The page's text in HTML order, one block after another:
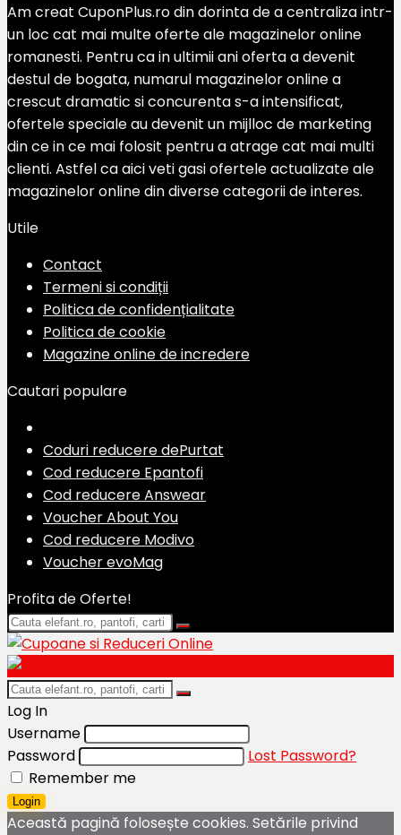
Am creat CuponPlus.ro din dorinta de a centraliza intr-
un loc cat mai multe oferte ale magazinelor online
romanesti. Pentru ca in ultimii ani oferta a devenit
destul de bogata, numarul magazinelor online a
crescut dramatic si concurenta s-a intensificat,
ofertele speciale au devenit un mijlloc de marketing
din ce in ce mai folosit pentru a atrage cat mai multi
clienti. Astfel ca aici veti gasi ofertele actualizate ale
magazinelor online din diverse categorii de interes.
Utile
Contact
Termeni si condiții
Politica de confidențialitate
Politica de cookie
Magazine online de incredere
Cautari populare
Coduri reducere dePurtat
Cod reducere Epantofi
Cod reducere Answear
Voucher About You
Cod reducere Modivo
Voucher evoMag
Profita de Oferte!
Log In
Username
Password
Lost Password?
Remember me
Login
Această pagină folosește cookies. Setările privind